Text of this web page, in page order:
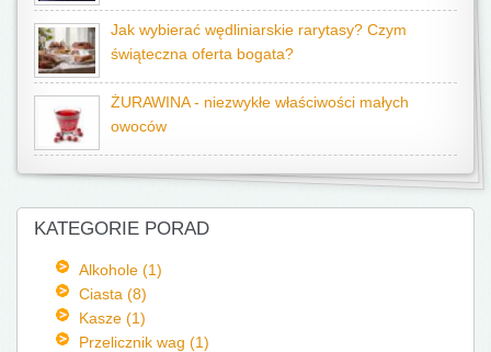
Jak wybierać wędliniarskie rarytasy? Czym
świąteczna oferta bogata?
ŻURAWINA - niezwykłe właściwości małych
owoców
KATEGORIE PORAD
Alkohole (1)
Ciasta (8)
Kasze (1)
Przelicznik wag (1)